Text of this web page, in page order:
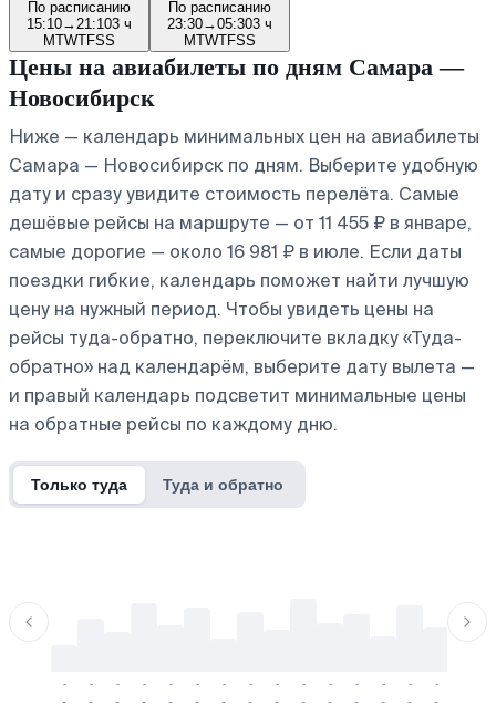
По расписанию
15:10→ 21:103 ч
MTWTFSS
По расписанию
23:30→05:303 ч
MTWTFSS
Цены на авиабилеты по дням Самара —
Новосибирск
Ниже — календарь минимальных цен на авиабилеты
Самара — Новосибирск по дням. Выберите удобную
дату и сразу увидите стоимость перелёта. Самые
дешёвые рейсы на маршруте — от 11 455 ₽ в январе,
самые дорогие — около 16 981 ₽ в июле. Если даты
поездки гибкие, календарь поможет найти лучшую
цену на нужный период. Чтобы увидеть цены на
рейсы туда-обратно, переключите вкладку «Туда-
обратно» над календарём, выберите дату вылета —
и правый календарь подсветит минимальные цены
на обратные рейсы по каждому дню.
Только туда Туда и обратно
-
-
-
-
-
-
-
-
-
-
-
-
-
-
-
-
-
-
-
-
-
-
-
-
-
-
-
-
-
-